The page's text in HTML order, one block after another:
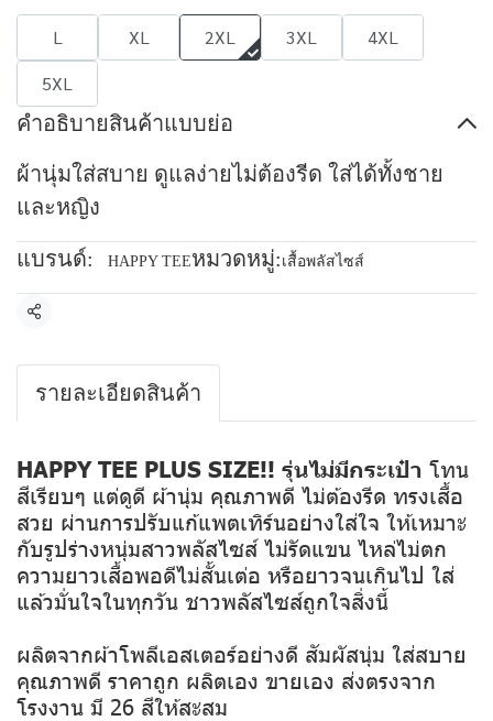
L XL 2XL 3XL
4XL
5XL
คำอธิบายสินค้าแบบย่อ
ผ้านุ่มใส่สบาย ดูแลง่ายไม่ต้องรีด ใส่ได้ทั้งชาย
และหญิง
แบรนด์: HAPPY TEEหมวดหมู่: เสื้อพลัสไซส์
แชร์
รายละเอียดสินค้า
HAPPY TEE PLUS SIZE!! รุ่นไม่มีกระเป๋า โทน
สีเรียบๆ แต่ดูดี ผ้านุ่ม คุณภาพดี ไม่ต้องรีด ทรงเสื้อ
สวย ผ่านการปรับแก้แพตเทิร์นอย่างใส่ใจ ให้เหมาะ
กับรูปร่างหนุ่มสาวพลัสไซส์ ไม่รัดแขน ไหล่ไม่ตก
ความยาวเสื้อพอดีไม่สั้นเต่อ หรือยาวจนเกินไป ใส่
แล้วมั่นใจในทุกวัน ชาวพลัสไซส์ถูกใจสิ่งนี้
ผลิตจากผ้าโพลีเอสเตอร์อย่างดี สัมผัสนุ่ม ใส่สบาย
คุณภาพดี ราคาถูก ผลิตเอง ขายเอง ส่งตรงจาก
โรงงาน มี 26 สีให้สะสม